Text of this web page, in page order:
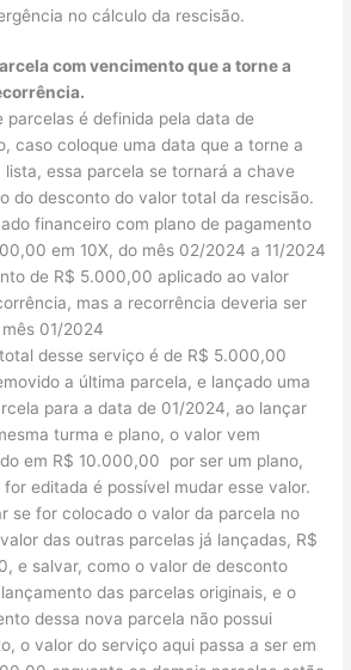
no cálculo da rescisão.
com vencimento que a torne a
parcelas é definida pela data de
caso coloque uma data que a torne a
lista, essa parcela se tornará a chave
do desconto do valor total da rescisão.
financeiro com plano de pagamento
em 10X, do mês 02/2024 a 11/2024
de R$ 5.000,00 aplicado ao valor
mas a recorrência deveria ser
01/2024
desse serviço é de R$ 5.000,00
a última parcela, e lançado uma
para a data de 01/2024, ao lançar
turma e plano, o valor vem
em R$ 10.000,00 por ser um plano,
for editada é possível mudar esse valor.
se for colocado o valor da parcela no
das outras parcelas já lançadas, R$
e salvar, como o valor de desconto
das parcelas originais, e o
dessa nova parcela não possui
o valor do serviço aqui passa a ser em